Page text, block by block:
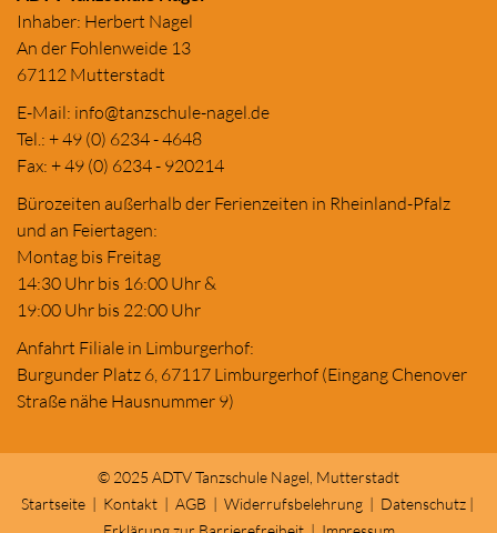
Inhaber: Herbert Nagel
An der Fohlenweide 13
67112 Mutterstadt
E-Mail: info@tanzschule-nagel.de
Tel.: + 49 (0) 6234 - 4648
Fax: + 49 (0) 6234 - 920214
Bürozeiten außerhalb der Ferienzeiten in Rheinland-Pfalz
und an Feiertagen:
Montag bis Freitag
14:30 Uhr bis 16:00 Uhr &
19:00 Uhr bis 22:00 Uhr
Anfahrt Filiale in Limburgerhof:
Burgunder Platz 6, 67117 Limburgerhof (Eingang Chenover
Straße nähe Hausnummer 9)
© 2025 ADTV Tanzschule Nagel, Mutterstadt
Startseite| Kontakt| AGB | Widerrufsbelehrung| Datenschutz|